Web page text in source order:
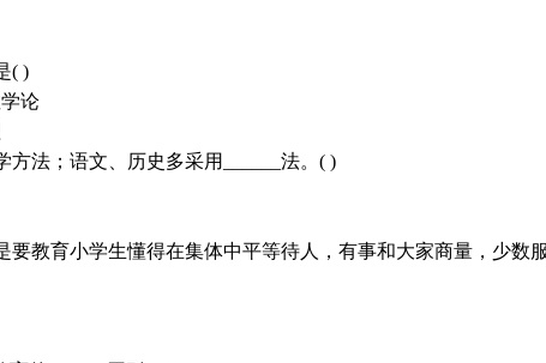
( )
论
方法；语文、历史多采用______法。( )
要教育小学生懂得在集体中平等待人，有事和大家商量，少